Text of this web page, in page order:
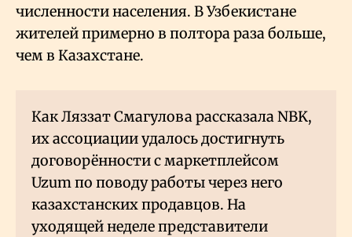
численности населения. В Узбекистане
жителей примерно в полтора раза больше,
чем в Казахстане.
Как Ляззат Смагулова рассказала NBK,
их ассоциации удалось достигнуть
договорённости с маркетплейсом
Uzum по поводу работы через него
казахстанских продавцов. На
уходящей неделе представители